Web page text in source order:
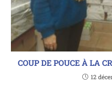
COUP DE POUCE À LA
12